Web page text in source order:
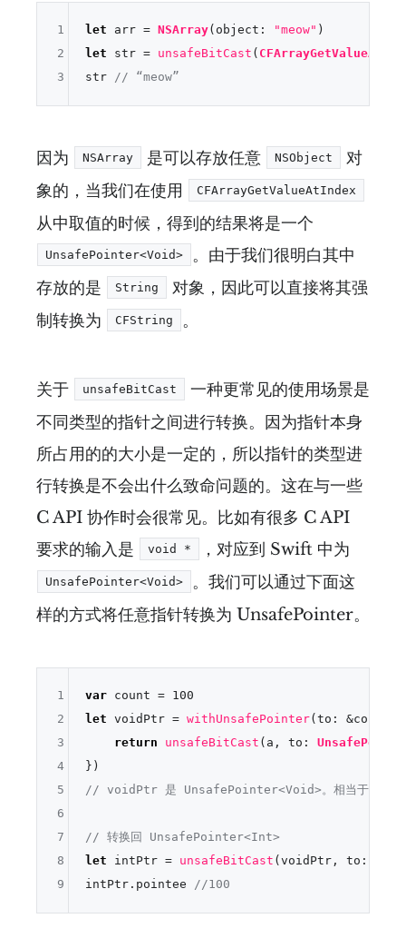
let arr = NSArray(object: "meow"
let str = unsafeBitCast (
str // “meow”
1
2
3
因为 NSArray 是可以存放任意 NSObject
对
象的，当我们在使用
CFArrayGetValueAtIndex
从中取值的时候，得到的结果将是一个
UnsafePointer<Void>
。由于我们很明白其中
存放的是
String
对象，因此可以直接将其强
制转换为
CFString 。
关于 unsafeBitCast
一种更常见的使用场景是
不同类型的指针之间进行转换。因为指针本身
所占用的的大小是一定的，所以指针的类型进
行转换是不会出什么致命问题的。这在与一些
C API 协作时会很常见。比如有很多 C API
要求的输入是
void * ，对应到 Swift 中为
UnsafePointer<Void>
。我们可以通过下面这
样的方式将任意指针转换为 UnsafePointer。
var count =
100
let voidPtr = withUnsafePointer(to: &
return
unsafeBitCast (a, to:
// voidPtr 是 UnsafePointer<Void>。相当于 C
// 转换回 UnsafePointer<Int>
let intPtr = unsafeBitCast (voidPtr, to:
intPtr.pointee //100
1
2
3
4
5
6
7
8
9